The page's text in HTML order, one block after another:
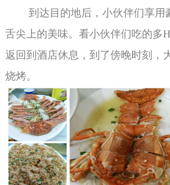
到达目的地后，小伙伴们享用
舌尖上的美味。看小伙伴们吃的多
返回到酒店休息，到了傍晚时刻，
烧烤。